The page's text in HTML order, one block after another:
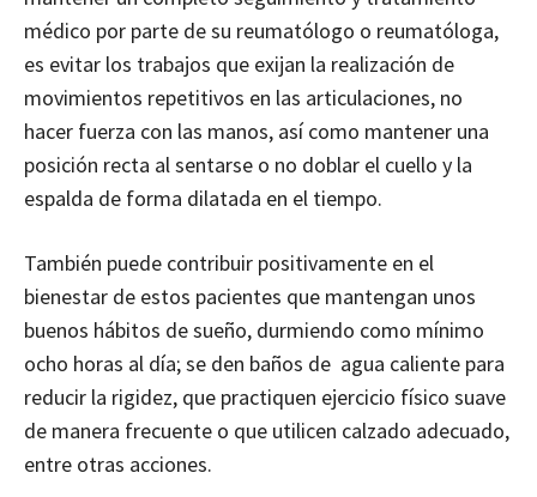
médico por parte de su reumatólogo o reumatóloga,
es evitar los trabajos que exijan la realización de
movimientos repetitivos en las articulaciones, no
hacer fuerza con las manos, así como mantener una
posición recta al sentarse o no doblar el cuello y la
espalda de forma dilatada en el tiempo.
También puede contribuir positivamente en el
bienestar de estos pacientes que mantengan unos
buenos hábitos de sueño, durmiendo como mínimo
ocho horas al día; se den baños de agua caliente para
reducir la rigidez, que practiquen ejercicio físico suave
de manera frecuente o que utilicen calzado adecuado,
entre otras acciones.